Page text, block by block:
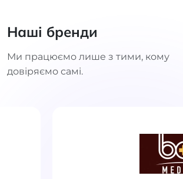
Наші бренди
Ми працюємо лише з тими, кому
довіряємо самі.